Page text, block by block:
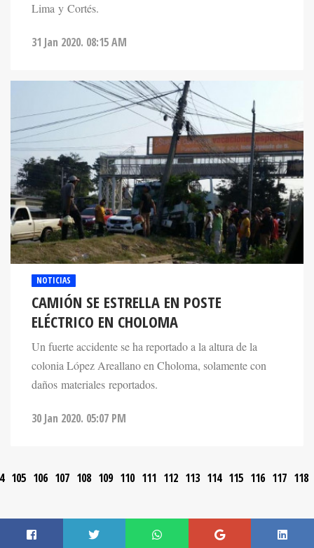
Lima y Cortés.
31 Jan 2020. 08:15 AM
NOTICIAS
CAMIÓN SE ESTRELLA EN POSTE
ELÉCTRICO EN CHOLOMA
Un fuerte accidente se ha reportado a la altura de la
colonia López Areallano en Choloma, solamente con
daños materiales reportados.
30 Jan 2020. 05:07 PM
105 106 107 108 109 110 111 112 113 114 115 116 117 118